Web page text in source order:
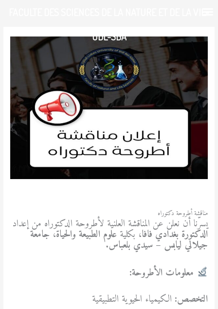
مناقشة أطروحة دكتوراه
يسرّنا أن نعلن عن المناقشة العلنية لأطروحة الدكتوراه من إعداد
الدكتورة بغدادي فافا، بكلية علوم الطبيعة والحياة، جامعة
جيلالي ليابس – سيدي بلعباس.
معلومات الأطروحة:
التخصص: الكيمياء الحيوية التطبيقية
UDL-SBA